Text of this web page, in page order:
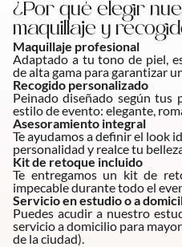
¿Por qué elegir
maquillaje y
Maquillaje profesional
Adaptado a tu tono de piel,
de alta gama para garantizar
Recogido personalizado
Peinado diseñado según tus
estilo de evento: elegante,
Asesoramiento integral
Te ayudamos a definir el look
personalidad y realce tu
Kit de retoque incluido
Te entregamos un kit de
impecable durante todo el
Servicio en estudio o a
Puedes acudir a nuestro
servicio a domicilio para
de la ciudad).